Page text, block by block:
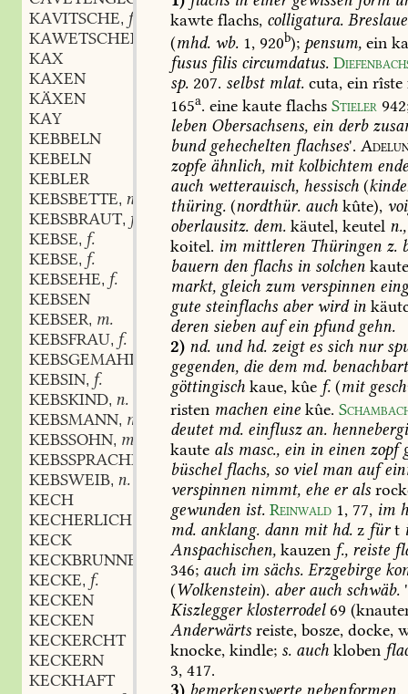
KAVITSCHE, f.
KAWETSCHER
KAX
KAXEN
KÄXEN
KAY
KEBBELN
KEBELN
KEBLER
KEBSBETTE, n.
KEBSBRAUT, f.
KEBSE, f.
KEBSE, f.
KEBSEHE, f.
KEBSEN
KEBSER, m.
KEBSFRAU, f.
KEBSGEMAHL
KEBSIN, f.
KEBSKIND, n.
KEBSMANN, m.
KEBSSOHN, m.
KEBSSPRACHE
KEBSWEIB, n.
KECH
KECHERLICH
KECK
KECKBRUNNEN
m.
KECKE, f.
KECKEN
KECKEN
KECKERCHT
KECKERN
KECKHAFT
kawte flachs, colligatura.
(mhd. wb. 1, 920b); pensum, ein
fusus filis circumdatus.
sp. 207. selbstmlat. cuta, ein rîste
165a. eine kaute flachs Stieler 942
leben Obersachsens, ein derb
bundgehechelten flachses'.
zopfe ähnlich, mitkolbichtem
auch wetterauisch, hessisch (
thüring. (nordthür. auch kûte),
oberlausitz. dem. käutel, keutel n.,
koitel. im mittleren Thüringen z.
bauern den flachs in solchen
markt, gleich zum verspinnen
gute steinflachs aberwirdin
deren sieben aufein pfundgehn.
2) nd. undhd. zeigtes sich nur
gegenden, die dem md. benachbart
göttingisch kaue, kûe f. (mit
risten machen eine kûe.
deutetmd. einfluszan.
kaute als masc., ein in einen zopf
büschelflachs, sovielman auf
verspinnen nimmt, ehe erals
gewunden ist. Reinwald 1, 77, im
md. anklang. dann mithd. z fürt
Anspachischen, kauzen f., reiste
346; auch im sächs. Erzgebirge
(Wolkenstein). aberauch schwäb.
Kiszleggerklosterrodel69
Anderwärts reiste, bosze, docke,
knocke, kindle; s. auch kloben
3, 417.